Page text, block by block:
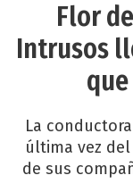
Flor
Intrusos
La
última vez
de sus